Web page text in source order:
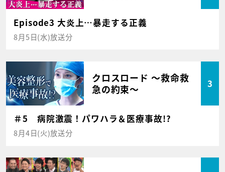
Episode3 大炎上…暴走する正義
8月5日(水)放送分
クロスロード ～救命救
急の約束～
3
＃5 病院激震！パワハラ＆医療事故!?
8月4日(火)放送分